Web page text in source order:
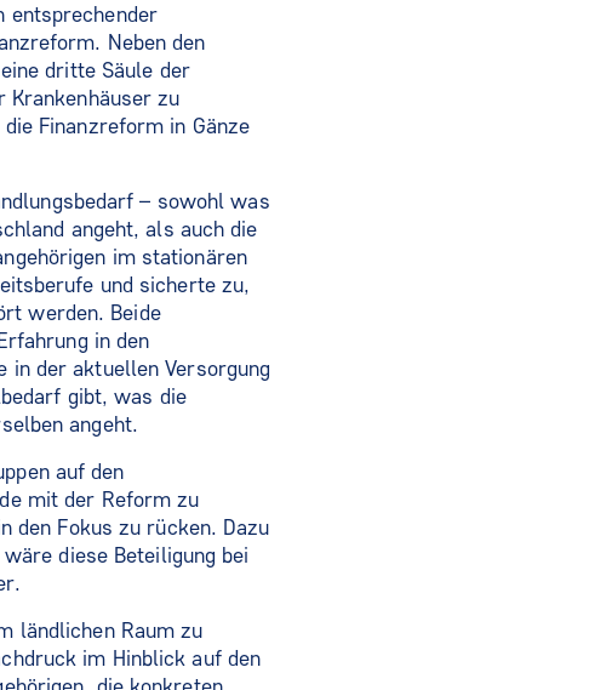
entsprechender
Neben den
dritte Säule der
zu
Finanzreform in Gänze
– sowohl was
angeht, als auch die
im stationären
und sicherte zu,
werden. Beide
in den
in der aktuellen Versorgung
gibt, was die
angeht.
auf den
mit der Reform zu
den Fokus zu rücken. Dazu
diese Beteiligung bei
ländlichen Raum zu
im Hinblick auf den